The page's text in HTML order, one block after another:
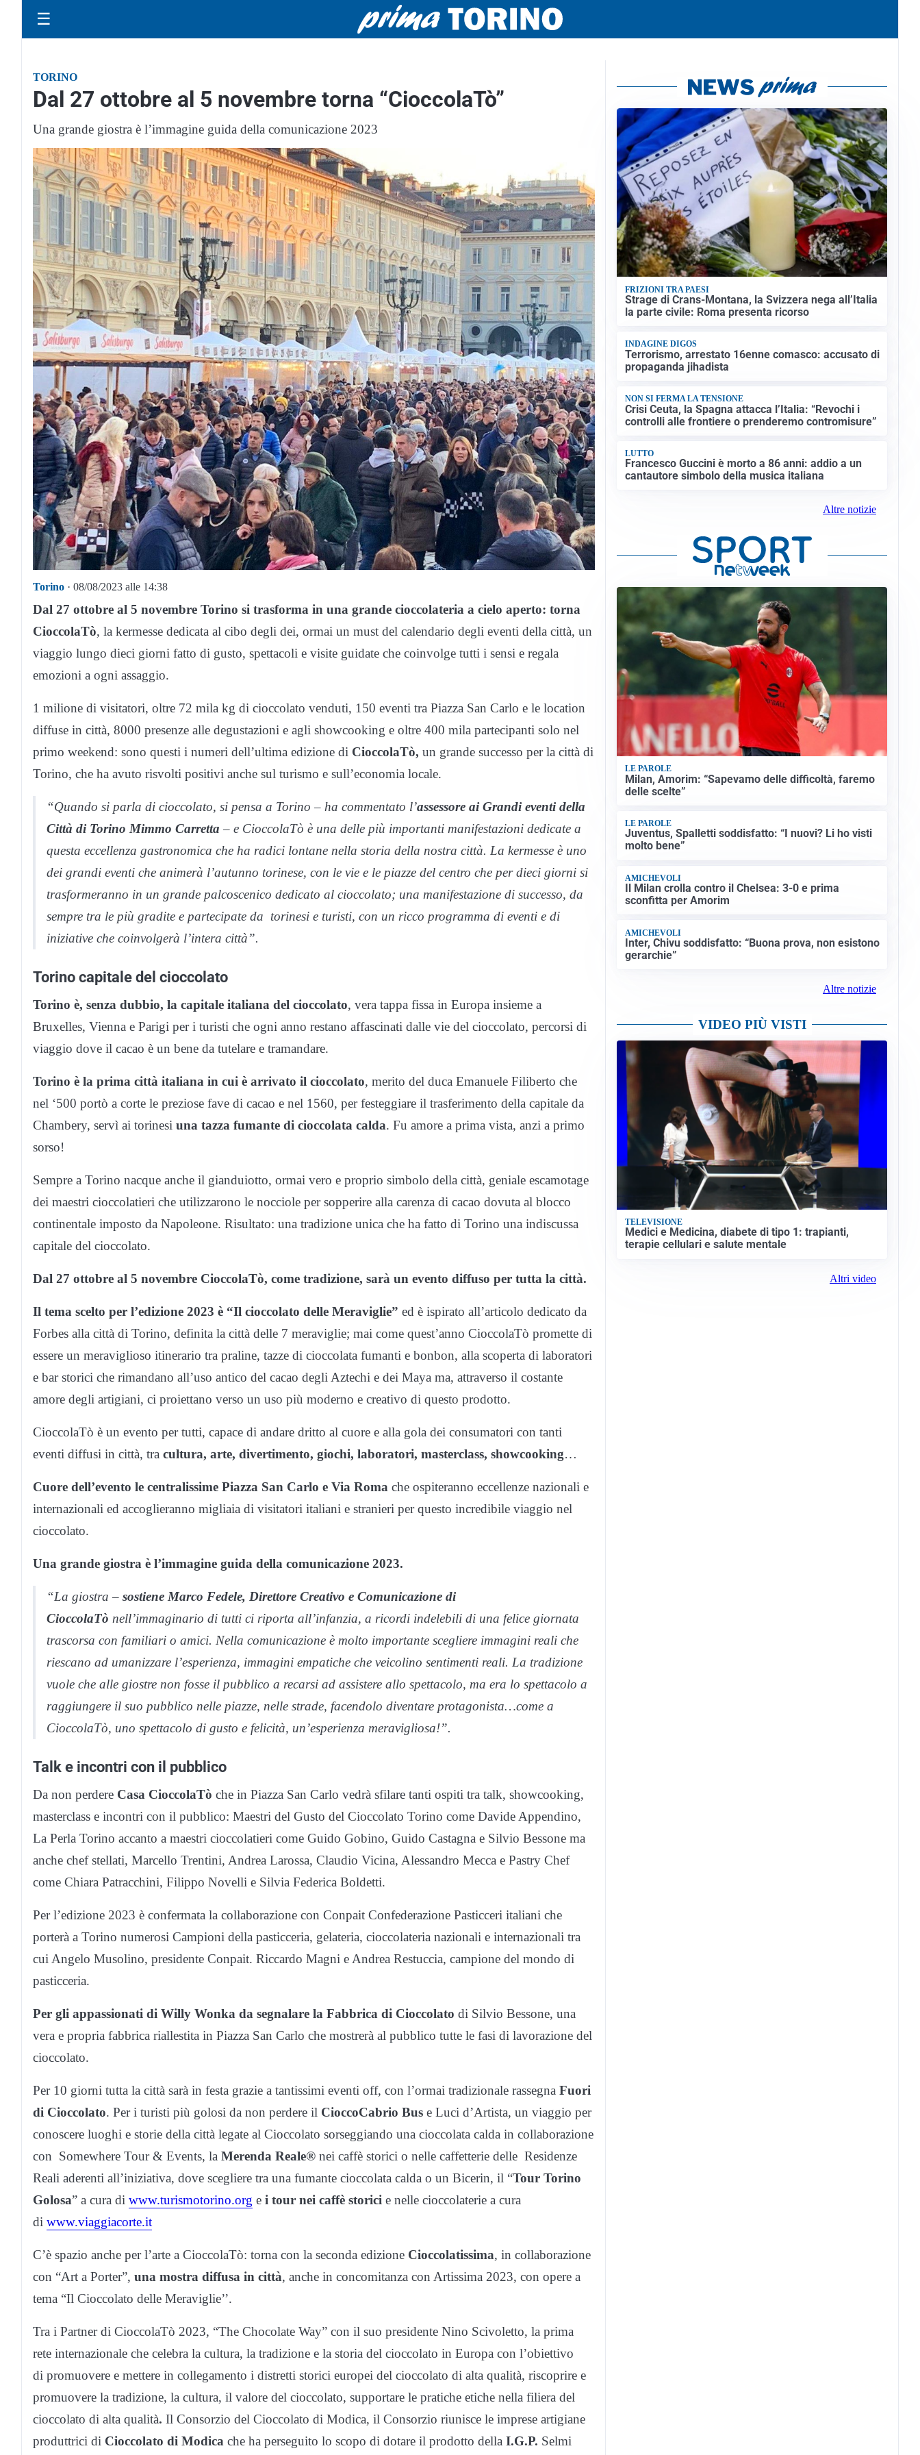
☰
TORINO
Dal 27 ottobre al 5 novembre torna “CioccolaTò”
Una grande giostra è l’immagine guida della comunicazione 2023
Torino · 08/08/2023 alle 14:38
Dal 27 ottobre al 5 novembre Torino si trasforma in una grande cioccolateria a cielo aperto: torna
CioccolaTò, la kermesse dedicata al cibo degli dei, ormai un must del calendario degli eventi della città, un
viaggio lungo dieci giorni fatto di gusto, spettacoli e visite guidate che coinvolge tutti i sensi e regala
emozioni a ogni assaggio.
1 milione di visitatori, oltre 72 mila kg di cioccolato venduti, 150 eventi tra Piazza San Carlo e le location
diffuse in città, 8000 presenze alle degustazioni e agli showcooking e oltre 400 mila partecipanti solo nel
primo weekend: sono questi i numeri dell’ultima edizione di CioccolaTò, un grande successo per la città di
Torino, che ha avuto risvolti positivi anche sul turismo e sull’economia locale.
“Quando si parla di cioccolato, si pensa a Torino – ha commentato l’assessore ai Grandi eventi della
Città di Torino Mimmo Carretta – e CioccolaTò è una delle più importanti manifestazioni dedicate a
questa eccellenza gastronomica che ha radici lontane nella storia della nostra città. La kermesse è uno
dei grandi eventi che animerà l’autunno torinese, con le vie e le piazze del centro che per dieci giorni si
trasformeranno in un grande palcoscenico dedicato al cioccolato; una manifestazione di successo, da
sempre tra le più gradite e partecipate da torinesi e turisti, con un ricco programma di eventi e di
iniziative che coinvolgerà l’intera città”.
Torino capitale del cioccolato
Torino è, senza dubbio, la capitale italiana del cioccolato, vera tappa fissa in Europa insieme a
Bruxelles, Vienna e Parigi per i turisti che ogni anno restano affascinati dalle vie del cioccolato, percorsi di
viaggio dove il cacao è un bene da tutelare e tramandare.
Torino è la prima città italiana in cui è arrivato il cioccolato, merito del duca Emanuele Filiberto che
nel ‘500 portò a corte le preziose fave di cacao e nel 1560, per festeggiare il trasferimento della capitale da
Chambery, servì ai torinesi una tazza fumante di cioccolata calda. Fu amore a prima vista, anzi a primo
sorso!
Sempre a Torino nacque anche il gianduiotto, ormai vero e proprio simbolo della città, geniale escamotage
dei maestri cioccolatieri che utilizzarono le nocciole per sopperire alla carenza di cacao dovuta al blocco
continentale imposto da Napoleone. Risultato: una tradizione unica che ha fatto di Torino una indiscussa
capitale del cioccolato.
Dal 27 ottobre al 5 novembre CioccolaTò, come tradizione, sarà un evento diffuso per tutta la città.
Il tema scelto per l’edizione 2023 è “Il cioccolato delle Meraviglie” ed è ispirato all’articolo dedicato da
Forbes alla città di Torino, definita la città delle 7 meraviglie; mai come quest’anno CioccolaTò promette di
essere un meraviglioso itinerario tra praline, tazze di cioccolata fumanti e bonbon, alla scoperta di laboratori
e bar storici che rimandano all’uso antico del cacao degli Aztechi e dei Maya ma, attraverso il costante
amore degli artigiani, ci proiettano verso un uso più moderno e creativo di questo prodotto.
CioccolaTò è un evento per tutti, capace di andare dritto al cuore e alla gola dei consumatori con tanti
eventi diffusi in città, tra cultura, arte, divertimento, giochi, laboratori, masterclass, showcooking…
Cuore dell’evento le centralissime Piazza San Carlo e Via Roma che ospiteranno eccellenze nazionali e
internazionali ed accoglieranno migliaia di visitatori italiani e stranieri per questo incredibile viaggio nel
cioccolato.
Una grande giostra è l’immagine guida della comunicazione 2023.
“La giostra – sostiene Marco Fedele, Direttore Creativo e Comunicazione di
CioccolaTò nell’immaginario di tutti ci riporta all’infanzia, a ricordi indelebili di una felice giornata
trascorsa con familiari o amici. Nella comunicazione è molto importante scegliere immagini reali che
riescano ad umanizzare l’esperienza, immagini empatiche che veicolino sentimenti reali. La tradizione
vuole che alle giostre non fosse il pubblico a recarsi ad assistere allo spettacolo, ma era lo spettacolo a
raggiungere il suo pubblico nelle piazze, nelle strade, facendolo diventare protagonista…come a
CioccolaTò, uno spettacolo di gusto e felicità, un’esperienza meravigliosa!”.
Talk e incontri con il pubblico
Da non perdere Casa CioccolaTò che in Piazza San Carlo vedrà sfilare tanti ospiti tra talk, showcooking,
masterclass e incontri con il pubblico: Maestri del Gusto del Cioccolato Torino come Davide Appendino,
La Perla Torino accanto a maestri cioccolatieri come Guido Gobino, Guido Castagna e Silvio Bessone ma
anche chef stellati, Marcello Trentini, Andrea Larossa, Claudio Vicina, Alessandro Mecca e Pastry Chef
come Chiara Patracchini, Filippo Novelli e Silvia Federica Boldetti.
Per l’edizione 2023 è confermata la collaborazione con Conpait Confederazione Pasticceri italiani che
porterà a Torino numerosi Campioni della pasticceria, gelateria, cioccolateria nazionali e internazionali tra
cui Angelo Musolino, presidente Conpait. Riccardo Magni e Andrea Restuccia, campione del mondo di
pasticceria.
Per gli appassionati di Willy Wonka da segnalare la Fabbrica di Cioccolato di Silvio Bessone, una
vera e propria fabbrica riallestita in Piazza San Carlo che mostrerà al pubblico tutte le fasi di lavorazione del
cioccolato.
Per 10 giorni tutta la città sarà in festa grazie a tantissimi eventi off, con l’ormai tradizionale rassegna Fuori
di Cioccolato. Per i turisti più golosi da non perdere il CioccoCabrio Bus e Luci d’Artista, un viaggio per
conoscere luoghi e storie della città legate al Cioccolato sorseggiando una cioccolata calda in collaborazione
con Somewhere Tour & Events, la Merenda Reale® nei caffè storici o nelle caffetterie delle Residenze
Reali aderenti all’iniziativa, dove scegliere tra una fumante cioccolata calda o un Bicerin, il “Tour Torino
Golosa” a cura di www.turismotorino.org e i tour nei caffè storici e nelle cioccolaterie a cura
di www.viaggiacorte.it
C’è spazio anche per l’arte a CioccolaTò: torna con la seconda edizione Cioccolatissima, in collaborazione
con “Art a Porter”, una mostra diffusa in città, anche in concomitanza con Artissima 2023, con opere a
tema “Il Cioccolato delle Meraviglie’’.
Tra i Partner di CioccolaTò 2023, “The Chocolate Way” con il suo presidente Nino Scivoletto, la prima
rete internazionale che celebra la cultura, la tradizione e la storia del cioccolato in Europa con l’obiettivo
di promuovere e mettere in collegamento i distretti storici europei del cioccolato di alta qualità, riscoprire e
promuovere la tradizione, la cultura, il valore del cioccolato, supportare le pratiche etiche nella filiera del
cioccolato di alta qualità. Il Consorzio del Cioccolato di Modica, il Consorzio riunisce le imprese artigiane
produttrici di Cioccolato di Modica che ha perseguito lo scopo di dotare il prodotto della I.G.P. Selmi
FRIZIONI TRA PAESI
Strage di Crans-Montana, la Svizzera nega all’Italia
la parte civile: Roma presenta ricorso
INDAGINE DIGOS
Terrorismo, arrestato 16enne comasco: accusato di
propaganda jihadista
NON SI FERMA LA TENSIONE
Crisi Ceuta, la Spagna attacca l’Italia: “Revochi i
controlli alle frontiere o prenderemo contromisure”
LUTTO
Francesco Guccini è morto a 86 anni: addio a un
cantautore simbolo della musica italiana
Altre notizie
LE PAROLE
Milan, Amorim: “Sapevamo delle difficoltà, faremo
delle scelte”
LE PAROLE
Juventus, Spalletti soddisfatto: “I nuovi? Li ho visti
molto bene”
AMICHEVOLI
Il Milan crolla contro il Chelsea: 3-0 e prima
sconfitta per Amorim
AMICHEVOLI
Inter, Chivu soddisfatto: “Buona prova, non esistono
gerarchie”
Altre notizie
VIDEO PIÙ VISTI
TELEVISIONE
Medici e Medicina, diabete di tipo 1: trapianti,
terapie cellulari e salute mentale
Altri video